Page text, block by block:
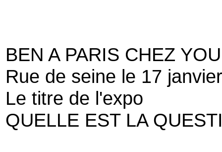
BEN A PARIS CHEZ
Rue de seine le 17
Le titre de l'expo
QUELLE EST LA